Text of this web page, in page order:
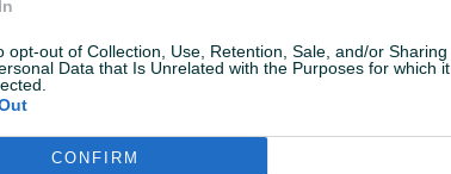
opt-out of Collection, Use, Retention, Sale, and/or Sharing
Data that Is Unrelated with the Purposes for which it
CONFIRM